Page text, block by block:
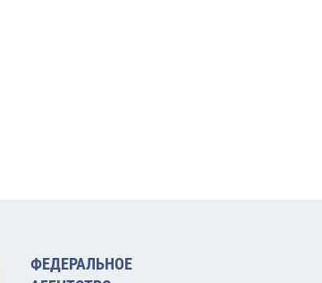
ФЕДЕРАЛЬНОЕ